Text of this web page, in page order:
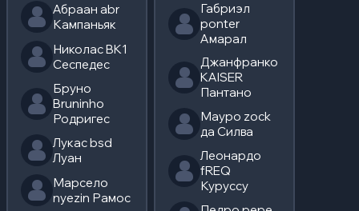
Абраан abr
Кампаньяк
Николас BK1
Сеспедес
Бруно
Bruninho
Родригес
Лукас bsd
Луан
Марсело
nyezin Рамос
Габриэл
ponter
Амарал
Джанфранко
KAISER
Пантано
Мауро zock
да Силва
Леонардо
fREQ
Куруссу